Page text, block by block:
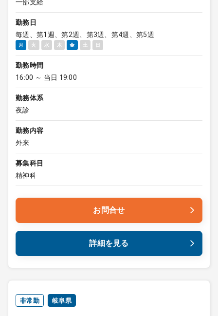
一部支給
勤務日
毎週、第1週、第2週、第3週、第4週、第5週
月 火 水 木 金 土 日
勤務時間
16:00 ～ 当日 19:00
勤務体系
夜診
勤務内容
外来
募集科目
精神科
お問合せ
詳細を見る
非常勤 岐阜県